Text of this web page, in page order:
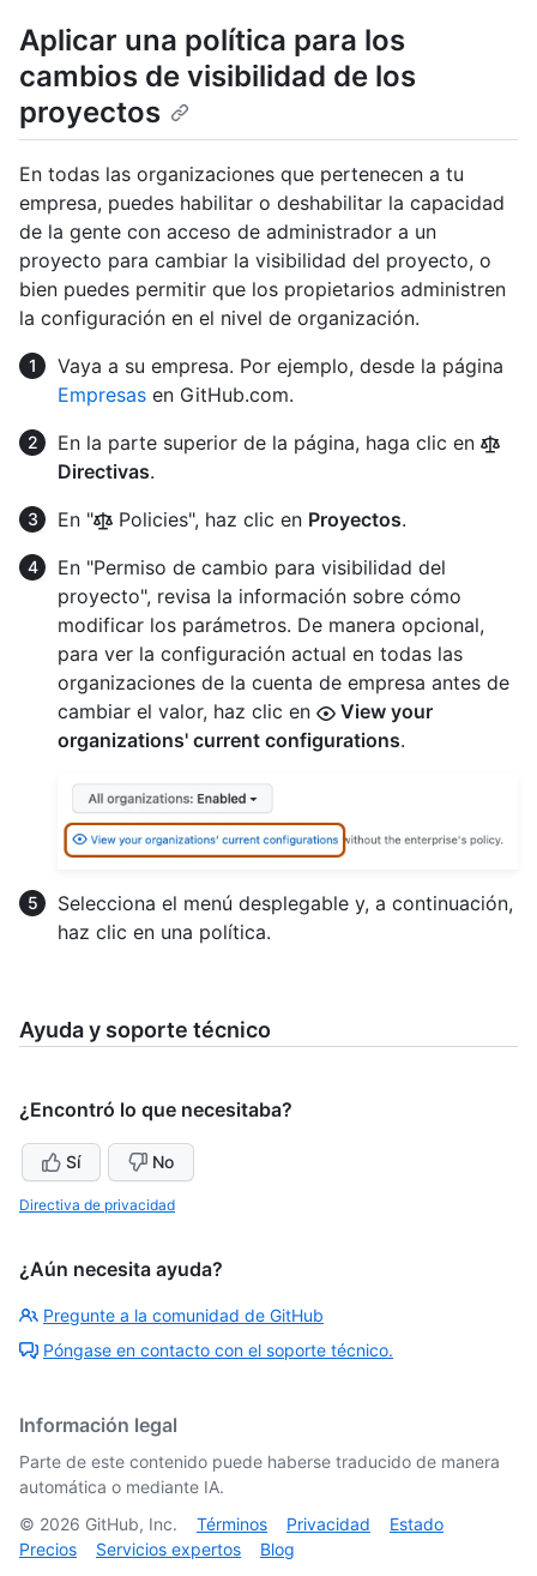
Aplicar una política para los
cambios de visibilidad de los
proyectos
En todas las organizaciones que pertenecen a tu
empresa, puedes habilitar o deshabilitar la capacidad
de la gente con acceso de administrador a un
proyecto para cambiar la visibilidad del proyecto, o
bien puedes permitir que los propietarios administren
la configuración en el nivel de organización.
Vaya a su empresa. Por ejemplo, desde la página
Empresas en GitHub.com.
En la parte superior de la página, haga clic en
Directivas.
En "
Policies", haz clic en Proyectos.
En "Permiso de cambio para visibilidad del
proyecto", revisa la información sobre cómo
modificar los parámetros. De manera opcional,
para ver la configuración actual en todas las
organizaciones de la cuenta de empresa antes de
cambiar el valor, haz clic en
View your
organizations' current configurations.
Selecciona el menú desplegable y, a continuación,
haz clic en una política.
Ayuda y soporte técnico
¿Encontró lo que necesitaba?
Sí No
Directiva de privacidad
¿Aún necesita ayuda?
Pregunte a la comunidad de GitHub
Póngase en contacto con el soporte técnico.
Información legal
Parte de este contenido puede haberse traducido de manera
automática o mediante IA.
© 2026 GitHub, Inc. Términos Privacidad
Estado
Precios
Servicios expertos Blog